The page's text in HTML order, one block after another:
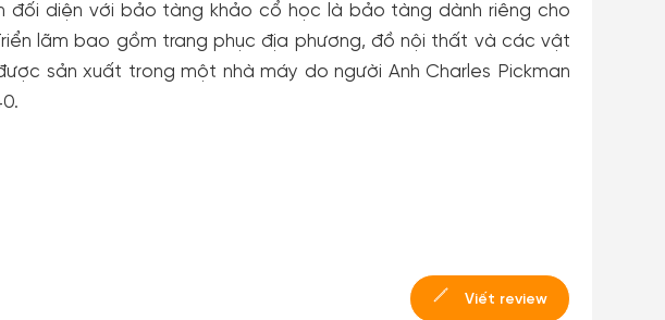
đối diện với bảo tàng khảo cổ học là bảo tàng dành riêng cho
lãm bao gồm trang phục địa phương, đồ nội thất và các vật
sản xuất trong một nhà máy do người Anh Charles Pickman
Viết review